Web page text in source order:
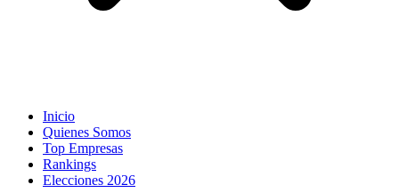
Inicio
Quienes Somos
Top Empresas
Rankings
Elecciones 2026